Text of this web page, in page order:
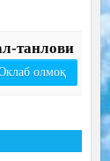
танлови
олмоқ